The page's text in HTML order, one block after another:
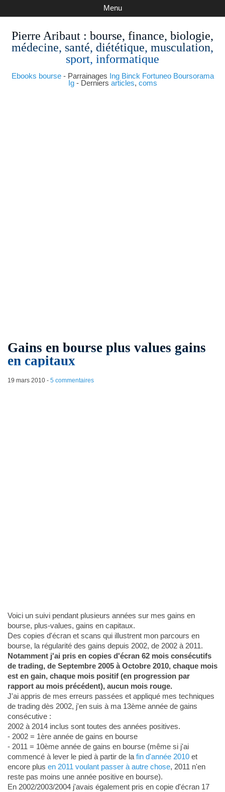
Pierre Aribaut : bourse, finance, biologie,
médecine, santé, diététique, musculation,
sport, informatique
Ebooks bourse- Parrainages Ing Binck Fortuneo Boursorama
Ig- Derniers articles, coms
Menu
Gains en bourse plus values gains
en capitaux
19 mars 2010- 5 commentaires
Voici un suivi pendant plusieurs années sur mes gains en
bourse, plus-values, gains en capitaux.
Des copies d'écran et scans qui illustrent mon parcours en
bourse, la régularité des gains depuis 2002, de 2002 à 2011.
Notamment j'ai pris en copies d'écran 62 mois consécutifs
de trading, de Septembre 2005 à Octobre 2010, chaque mois
est en gain, chaque mois positif (en progression par
rapport au mois précédent), aucun mois rouge.
J'ai appris de mes erreurs passées et appliqué mes techniques
de trading dès 2002, j'en suis à ma 13ème année de gains
consécutive :
2002 à 2014 inclus sont toutes des années positives.
- 2002 = 1ère année de gains en bourse
- 2011 = 10ème année de gains en bourse (même si j'ai
commencé à lever le pied à partir de la fin d'année 2010et
encore plus en 2011 voulant passer à autre chose, 2011 n'en
reste pas moins une année positive en bourse).
En 2002/2003/2004 j'avais également pris en copie d'écran 17